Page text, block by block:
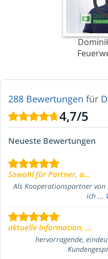
288 Bewertungen für
4,7/5
Neueste Bewertungen
Sowohl für Partner, a...
Als Kooperationspartner von
ich ...
aktuelle Information, ...
hervorragende,